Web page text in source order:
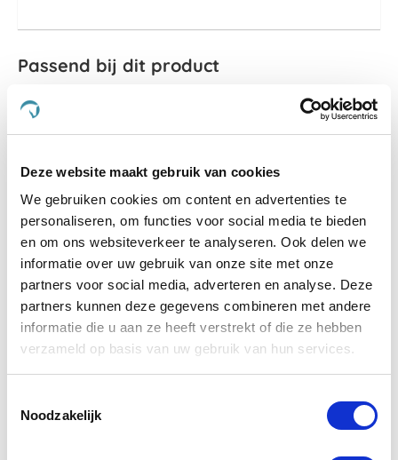
Deze website maakt gebruik van cookies
We gebruiken cookies om content en advertenties te
personaliseren, om functies voor social media te bieden
en om ons websiteverkeer te analyseren. Ook delen we
informatie over uw gebruik van onze site met onze
partners voor social media, adverteren en analyse. Deze
partners kunnen deze gegevens combineren met andere
informatie die u aan ze heeft verstrekt of die ze hebben
verzameld op basis van uw gebruik van hun services.
Noodzakelijk
Passend bij dit product
NAF Respirator 5 Star